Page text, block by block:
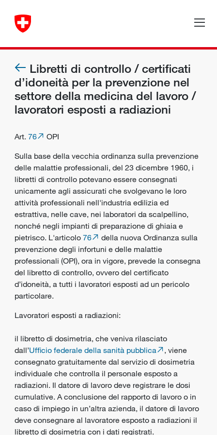
Libretti di controllo / certificati
d’idoneità per la prevenzione nel
settore della medicina del lavoro /
lavoratori esposti a radiazioni
Art. 76
OPI
Sulla base della vecchia ordinanza sulla prevenzione
delle malattie professionali, del 23 dicembre 1960, i
libretti di controllo potevano essere consegnati
unicamente agli assicurati che svolgevano le loro
attività professionali nell'industria edilizia ed
estrattiva, nelle cave, nei laboratori da scalpellino,
nonché negli impianti di preparazione di ghiaia e
pietrisco. L'articolo 76
della nuova Ordinanza sulla
prevenzione degli infortuni e delle malattie
professionali (OPI), ora in vigore, prevede la consegna
del libretto di controllo, ovvero del certificato
d’idoneità, a tutti i lavoratori esposti ad un pericolo
particolare.
Lavoratori esposti a radiazioni:
il libretto di dosimetria, che veniva rilasciato
dall’Ufficio federale della sanità pubblica
, viene
consegnato gratuitamente dal servizio di dosimetria
individuale che controlla il personale esposto a
radiazioni. Il datore di lavoro deve registrare le dosi
cumulative. A conclusione del rapporto di lavoro o in
caso di impiego in un’altra azienda, il datore di lavoro
deve consegnare al lavoratore esposto a radiazioni il
libretto di dosimetria con i dati registrati.